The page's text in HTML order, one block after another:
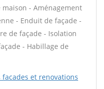
maison - Aménagement
- Enduit de façade -
de façade - Isolation
- Habillage de
facades et renovations